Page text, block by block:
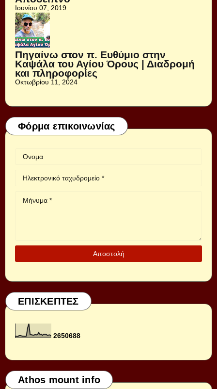
Ιουνίου 07, 2019
Πηγαίνω στον π. Ευθύμιο στην
Καψάλα του Αγίου Όρους | Διαδρομή
και πληροφορίες
Οκτωβρίου 11, 2024
Φόρμα επικοινωνίας
ΕΠΙΣΚΕΠΤΕΣ
2650688
Athos mount info